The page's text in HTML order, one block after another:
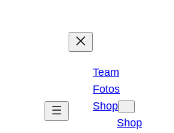
Team
Fotos
Shop
Shop